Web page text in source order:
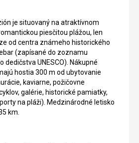
je situovaný na atraktívnom
piesčitou plážou, len
od centra známeho historického
(zapísané do zoznamu
dedičstva UNESCO). Nákupné
hostia 300 m od ubytovanie
kaviarne, požičovne
galérie, historické pamiatky,
na pláži). Medzinárodné letisko
km.